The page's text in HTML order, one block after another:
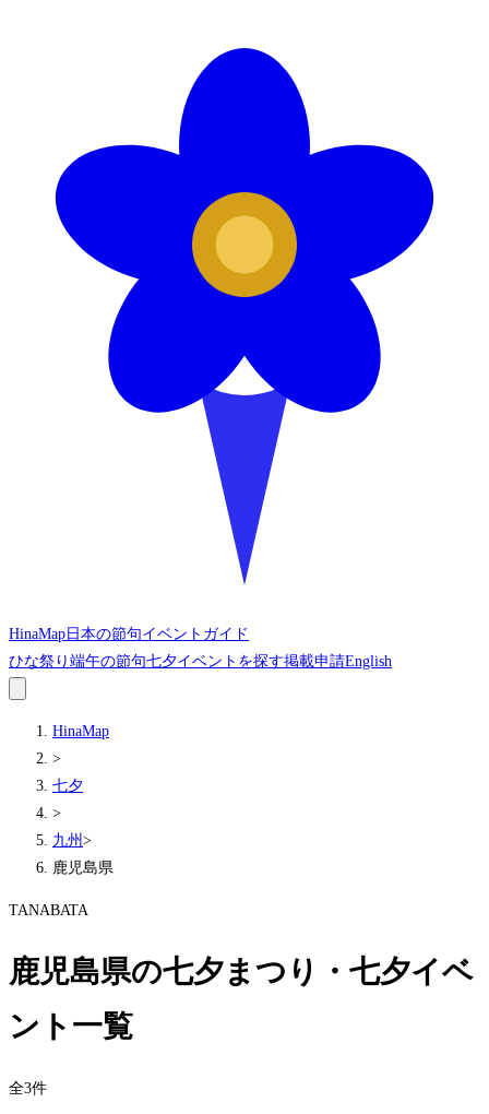
HinaMap 日本の節句イベントガイド
ひな祭り 端午の節句七夕イベントを探す掲載申請English
HinaMap
>
七夕
>
九州 >
鹿児島県
TANABATA
鹿児島県の七夕まつり・七夕イベ
ント一覧
全3件